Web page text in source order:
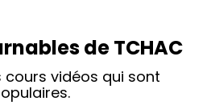
de TCHAC
cours vidéos qui sont